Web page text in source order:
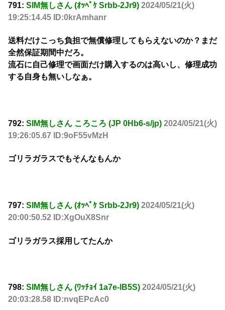
791: SIM無しさん (ｵｯﾍﾟｹ Srbb-2Jr9) 2024/05/21(火)
19:25:14.45 ID:0krAmhanr
送料だけこっち負担で無償修理してもらえないのか？まだ
全然保証期間中だろ。
流石に自己修理で画面だけ購入するのは高いし、修理成功
する自身も無いしなぁ。
792: SIM無しさん ころころ (JP 0Hb6-s/jp) 2024/05/21(火)
19:26:05.67 ID:9oF55vMzH
ゴリラガラスでもそんなもんか
797: SIM無しさん (ｵｯﾍﾟｹ Srbb-2Jr9) 2024/05/21(火)
20:00:50.52 ID:XgOuX8Snr
ゴリラガラス採用してたんか
798: SIM無しさん (ﾜｯﾁｮｲ 1a7e-lB5S) 2024/05/21(火)
20:03:28.58 ID:nvqEPcAc0